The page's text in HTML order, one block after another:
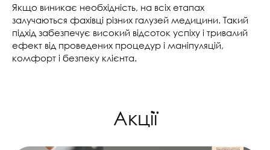
Якщо виникає необхідність, на всіх етапах
залучаються фахівці різних галузей медицини. Такий
підхід забезпечує високий відсоток успіху і тривалий
ефект від проведених процедур і маніпуляцій,
комфорт і безпеку клієнта.
Акції